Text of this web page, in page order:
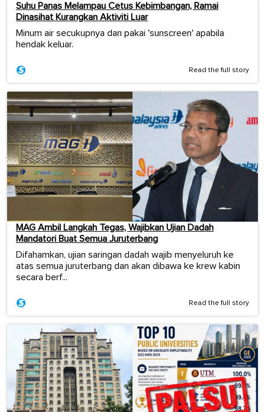
Suhu Panas Melampau Cetus Kebimbangan, Ramai
Dinasihat Kurangkan Aktiviti Luar
Minum air secukupnya dan pakai 'sunscreen' apabila
hendak keluar.
Read the full story
MAG Ambil Langkah Tegas, Wajibkan Ujian Dadah
Mandatori Buat Semua Juruterbang
Difahamkan, ujian saringan dadah wajib menyeluruh ke
atas semua juruterbang dan akan dibawa ke krew kabin
secara berf...
Read the full story